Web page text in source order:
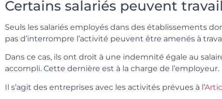
Certains salariés peuvent
Seuls les salariés employés dans des établissements
pas d’interrompre l’activité peuvent être amenés à
Dans ce cas, ils ont droit à une indemnité égale au
accompli. Cette dernière est à la charge de l’employeur.
Il s’agit des entreprises avec les activités prévues à l’